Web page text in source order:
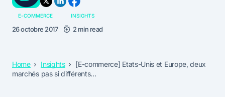
E-COMMERCE INSIGHTS
26 octobre 2017 2 min read
Home Insights
[E-commerce] Etats-Unis et Europe, deux
marchés pas si différents…